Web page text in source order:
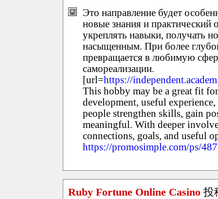
Это направление будет
новые знания и практический
укреплять навыки, получать
насыщенным. При более
превращается в любимую
самореализации.
[url=https://
This hobby may be a great fit
development, useful
people strengthen skills, gain
meaningful. With deeper
connections, goals, and useful
https://promosimple.com/ps/
Ruby Fortune Online Casino 投